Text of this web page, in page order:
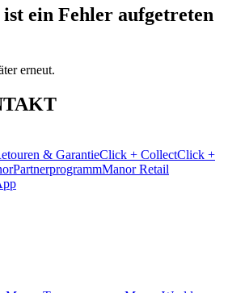
ein Fehler aufgetreten
erneut.
& GarantieClick + CollectClick +
PartnerprogrammManor Retail